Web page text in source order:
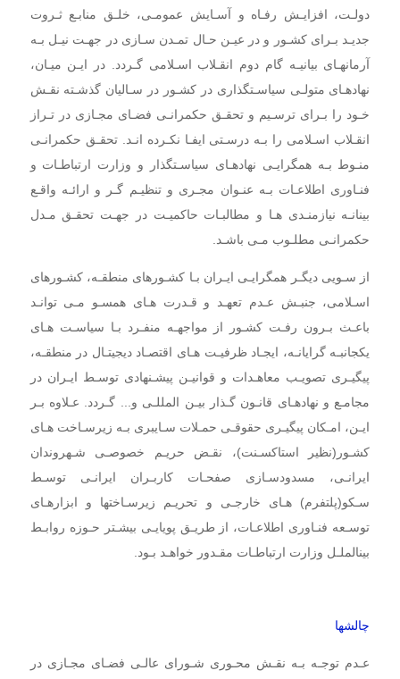
دولـت، افزایـش رفـاه و آسـایش عمومـی، خلـق منابـع ثـروت
جدیـد بـرای کشـور و در عیـن حـال تمـدن سـازی در جهـت نیـل بـه
آرمانهـای بیانیـه گام دوم انقـلاب اسـلامی گـردد. در ایـن میـان،
نهادهـای متولـی سیاسـتگذاری در کشـور در سـالیان گذشـته نقـش
خـود را بـرای ترسـیم و تحقـق حکمرانـی فضـای مجـازی در تـراز
انقـلاب اسـلامی را بـه درسـتی ایفـا نکـرده انـد. تحقـق حکمرانـی
منـوط بـه همگرایـی نهادهـای سیاسـتگذار و وزارت ارتباطـات و
فنـاوری اطلاعـات بـه عنـوان مجـری و تنظیـم گـر و ارائـه واقـع
بینانـه نیازمنـدی هـا و مطالبـات حاکمیـت در جهـت تحقـق مـدل
حکمرانـی مطلـوب مـی باشـد.
از سـویی دیگـر همگرایـی ایـران بـا کشـورهای منطقـه، کشـورهای
اسـلامی، جنبـش عـدم تعهـد و قـدرت هـای همسـو مـی توانـد
باعـث بـرون رفـت کشـور از مواجهـه منفـرد بـا سیاسـت هـای
یکجانبـه گرایانـه، ایجـاد ظرفیـت هـای اقتصـاد دیجیتـال در منطقـه،
پیگیـری تصویـب معاهـدات و قوانیـن پیشـنهادی توسـط ایـران در
مجامـع و نهادهـای قانـون گـذار بیـن المللـی و... گـردد. عـلاوه بـر
ایـن، امـکان پیگیـری حقوقـی حمـلات سـایبری بـه زیرسـاخت هـای
کشـور(نظیر استاکسـنت)، نقـض حریـم خصوصـی شـهروندان
ایرانـی، مسدودسـازی صفحـات کاربـران ایرانـی توسـط
سـکو(پلتفرم) هـای خارجـی و تحریـم زیرسـاختها و ابزارهـای
توسـعه فنـاوری اطلاعـات، از طریـق پویایـی بیشـتر حـوزه روابـط
بینالملـل وزارت ارتباطـات مقـدور خواهـد بـود.
چالشها
عـدم توجـه بـه نقـش محـوری شـورای عالـی فضـای مجـازی در